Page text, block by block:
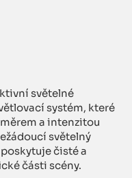
světelné
systém, které
a intenzitou
světelný
čisté a
části scény.